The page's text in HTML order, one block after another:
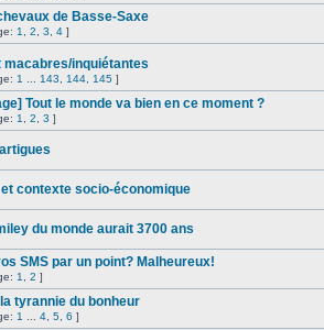
de Basse-Saxe
1 2 3 4 ]
inquiétantes
1 143 144 145 ]
Tout le monde va bien en ce moment ?
1 2 3 ]
contexte socio-économique
du monde aurait 3700 ans
SMS par un point? Malheureux!
1 2 ]
tyrannie du bonheur
1 4 5 6 ]